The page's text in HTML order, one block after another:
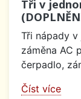
Tři v
Tři nápady
záměna AC
čerpadlo,
Číst více